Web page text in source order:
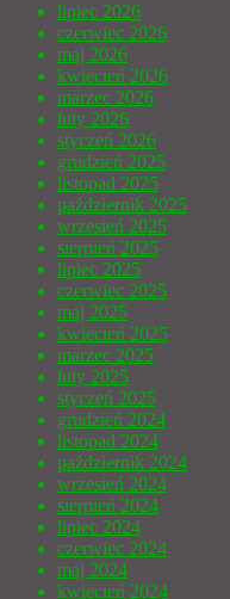
lipiec 2026
czerwiec 2026
maj 2026
kwiecień 2026
marzec 2026
luty 2026
styczeń 2026
grudzień 2025
listopad 2025
październik 2025
wrzesień 2025
sierpień 2025
lipiec 2025
czerwiec 2025
maj 2025
kwiecień 2025
marzec 2025
luty 2025
styczeń 2025
grudzień 2024
listopad 2024
październik 2024
wrzesień 2024
sierpień 2024
lipiec 2024
czerwiec 2024
maj 2024
kwiecień 2024